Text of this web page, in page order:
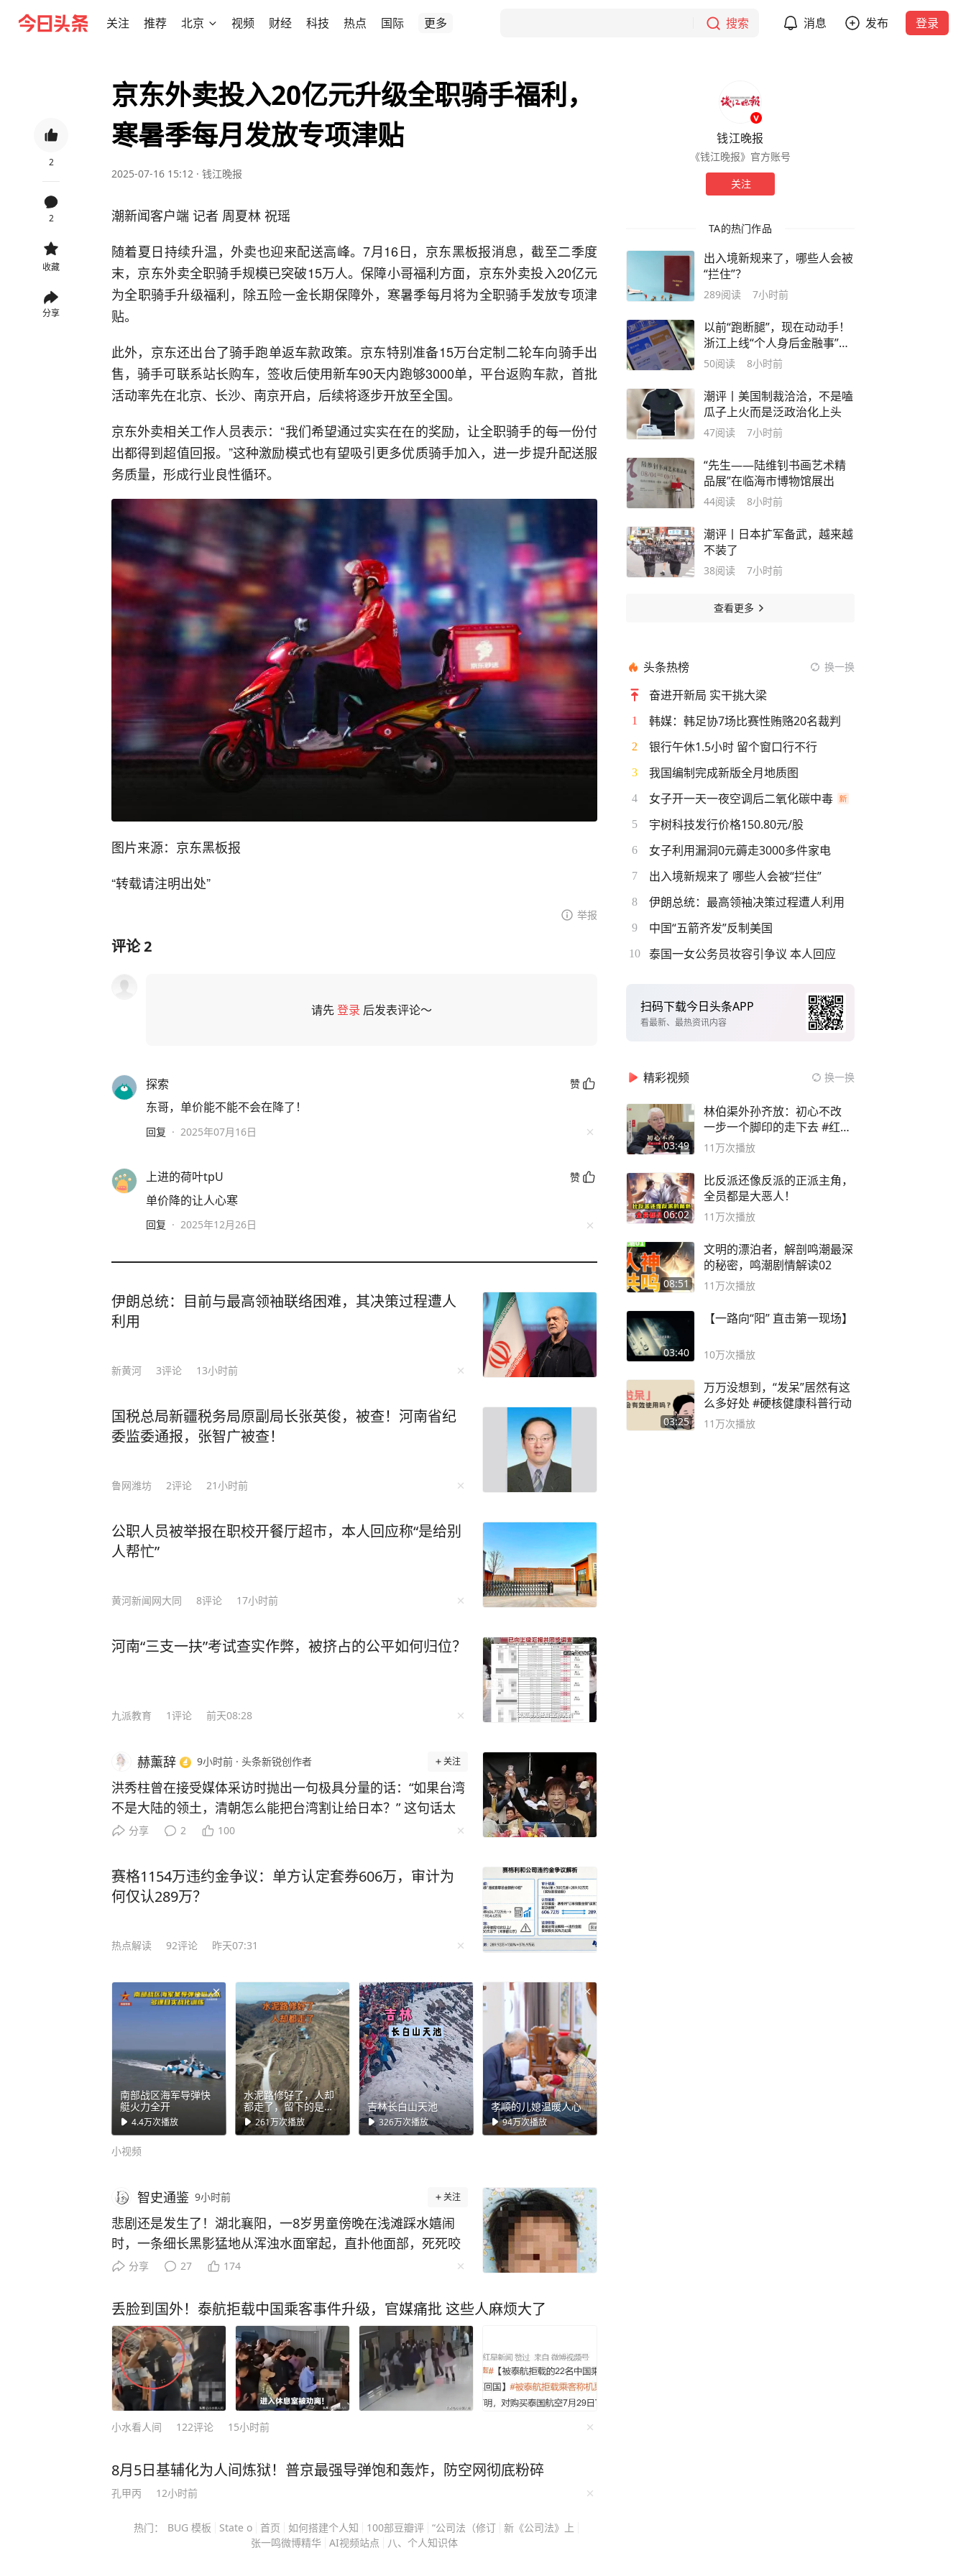
关注 推荐 北京 视频 财经 科技 热点 国际 更多 搜索 消息 发布 登录
2
2
收藏
分享
京东外卖投入20亿元升级全职骑手福利，
寒暑季每月发放专项津贴
2025-07-16 15:12 · 钱江晚报
潮新闻客户端 记者 周夏林 祝瑶
随着夏日持续升温，外卖也迎来配送高峰。7月16日，京东黑板报消息，截至二季度
末，京东外卖全职骑手规模已突破15万人。保障小哥福利方面，京东外卖投入20亿元
为全职骑手升级福利，除五险一金长期保障外，寒暑季每月将为全职骑手发放专项津
贴。
此外，京东还出台了骑手跑单返车款政策。京东特别准备15万台定制二轮车向骑手出
售，骑手可联系站长购车，签收后使用新车90天内跑够3000单，平台返购车款，首批
活动率先在北京、长沙、南京开启，后续将逐步开放至全国。
京东外卖相关工作人员表示：“我们希望通过实实在在的奖励，让全职骑手的每一份付
出都得到超值回报。”这种激励模式也有望吸引更多优质骑手加入，进一步提升配送服
务质量，形成行业良性循环。
图片来源：京东黑板报
“转载请注明出处”
举报
评论2
请先登录 后发表评论～
探索 赞
东哥，单价能不能不会在降了！
回复 · 2025年07月16日
上进的荷叶tpU 赞
单价降的让人心寒
回复 · 2025年12月26日
伊朗总统：目前与最高领袖联络困难，其决策过程遭人
利用
新黄河 3评论 13小时前
国税总局新疆税务局原副局长张英俊，被查！河南省纪
委监委通报，张智广被查！
鲁网潍坊 2评论 21小时前
公职人员被举报在职校开餐厅超市，本人回应称“是给别
人帮忙”
黄河新闻网大同 8评论 17小时前
河南“三支一扶”考试查实作弊，被挤占的公平如何归位？
九派教育 1评论 前天08:28
赫薰辞 9小时前 · 头条新锐创作者 关注
洪秀柱曾在接受媒体采访时抛出一句极具分量的话：“如果台湾
不是大陆的领土，清朝怎么能把台湾割让给日本？” 这句话太
狠了。直接把那些说台湾不是中国的人给问住了。为啥？因为
才能卖，清朝能把台湾割出去，说明在那之前，台湾本来就是
清朝的领土。 那些天天说“台湾从来不属于中国”的人，面对这
个问题该怎么回答，说《马关条约》是假的吗，日本外务省的
文、英文三种文本同时生效，每一个字都是国际法上的铁证。
一百五十天，而且它成立后的第一份公告就写着“恭奉正朔，遥
作屏藩”，意思是尊清朝为正统，自己只是暂时替朝廷守着这块
地。 这个提问，它碰到了国际法里最核心的东西：主权是怎
么延续的，事情的脉络很清晰：1895年清朝通过《马关条约》
把台湾割给日本。 1941年中国对日宣战，废除了包括《马关
条约》在内的一切不平等条约，1943年《开罗宣言》写明日本
必须把台湾归还中国。 1945年《波茨坦公告》重申了这一
点，同年日本天皇在投降诏书里宣布接受《波茨坦公告》全部
内容。 从法理上讲，1945年10月25日驻台日军向中国将领投
环节，都在联合国条约集里存着标准文本，谁都可以去查。
后来有人编出“台湾地位未定论”，拿《旧金山和约》说事，说
里面只写了日本放弃台湾，没写还给谁。 但这个说法有漏
洞：《开罗宣言》和《波茨坦公告》是1943年和1945年签的，
《旧金山和约》是1951年签的，前面两份文件早就规定了台湾
了。 洪秀柱没有去讲这套复杂的法律推理，她只是把所有人
拉回到1895年，问了一个最简单的物权问题，你是什么时候开
始拥有这块地的，答不上来，就没有所有权。 过去几十年，
岛内一些人花了很多钱修改课纲、操纵舆论，想让“台湾主权独
立”变成一个不需要论证的默认前提。 但假的就是假的，说得
再多也生不出一份地契，越来越多的人会像洪秀柱这样，用最
基本的逻辑去审视那些看荒谬的说法。 大陆真正有力的，不
识，洪秀柱的提问，就是这套常识最平静也最有力的表达。 以
上均是小编个人看法，如果您也认同，麻烦点赞支持！有更好
条伙伴计划##MCN首发激励计划#
分享 2 100
赛格1154万违约金争议：单方认定套券606万，审计为
何仅认289万？
热点解读 92评论 昨天07:31
南部战区海军导弹快
艇火力全开
4.4万次播放
水泥路修好了，人却
都走了，留下的是孤
独和寂静。
261万次播放
吉林长白山天池
326万次播放
孝顺的儿媳温暖人心
94万次播放
小视频
智史通鉴 9小时前 关注
悲剧还是发生了！湖北襄阳，一8岁男童傍晚在浅滩踩水嬉闹
时，一条细长黑影猛地从浑浊水面窜起，直扑他面部，死死咬
住下唇甩都甩不掉，瞬间留下4枚渗血齿痕，伤口以肉眼可见的
命！ 7 月中旬的一个傍晚，8 岁的杭杭跟着爸妈来到江边浅滩
踩水，小家伙蹲在水里，伸手去摸那些光滑的鹅卵石，玩得不
亦乐乎。 谁也没注意到，石缝里藏着致命的危险。 下唇突
然传来一阵尖锐的刺痛，杭杭疼得当场尖叫出声，一条黑影从
他面前飞快窜过，转眼就消失在水草里。家长赶紧拉过孩子一
看，心直接沉到了底 —— 下唇上整整齐齐印着四枚齿痕，两处
已经破皮渗血，周围的肉还在以肉眼可见的速度鼓起来。 有
秒，一边打 120 一边开车往襄阳市中心医院北院区赶。那是当
地官方认定的蛇咬伤救治中心，储备着本地常用的各类抗蛇毒
时，杭杭的半张脸已经肿得老高，嘴唇外翻，连话都说不清楚
了。接诊的急诊科主任只扫了一眼齿痕，心里就有了数 —— 襄
分享 27 174
丢脸到国外！泰航拒载中国乘客事件升级，官媒痛批 这些人麻烦大了
小水看人间 122评论 15小时前
8月5日基辅化为人间炼狱！普京最强导弹饱和轰炸，防空网彻底粉碎
孔甲丙 12小时前
热门： BUG 模板 State o 首页 如何搭建个人知 100部豆瓣评 “公司法（修订 新《公司法》上
张一鸣微博精华 AI视频站点 八、个人知识体
钱江晚报
《钱江晚报》官方账号
关注
TA的热门作品
出入境新规来了，哪些人会被
“拦住”？
289阅读 7小时前
以前“跑断腿”，现在动动手！
浙江上线“个人身后金融事”一
站式查询平台
50阅读 8小时前
潮评丨美国制裁洽洽，不是嗑
瓜子上火而是泛政治化上头
47阅读 7小时前
“先生——陆维钊书画艺术精
品展”在临海市博物馆展出
44阅读 8小时前
潮评丨日本扩军备武，越来越
不装了
38阅读 7小时前
查看更多
头条热榜 换一换
奋进开新局 实干挑大梁
1 韩媒：韩足协7场比赛性贿赂20名裁判
2 银行午休1.5小时 留个窗口行不行
3 我国编制完成新版全月地质图
4 女子开一天一夜空调后二氧化碳中毒
5 宇树科技发行价格150.80元/股
6 女子利用漏洞0元薅走3000多件家电
7 出入境新规来了 哪些人会被“拦住”
8 伊朗总统：最高领袖决策过程遭人利用
9 中国“五箭齐发”反制美国
10 泰国一女公务员妆容引争议 本人回应
扫码下载今日头条APP
看最新、最热资讯内容
精彩视频 换一换
03:49
林伯渠外孙齐放：初心不改
一步一个脚印的走下去 #红船
论坛
11万次播放
06:02
比反派还像反派的正派主角，
全员都是大恶人！
11万次播放
08:51
文明的漂泊者，解剖鸣潮最深
的秘密，鸣潮剧情解读02
11万次播放
03:40
【一路向“阳” 直击第一现场】
10万次播放
03:25
万万没想到，“发呆”居然有这
么多好处 #硬核健康科普行动
11万次播放